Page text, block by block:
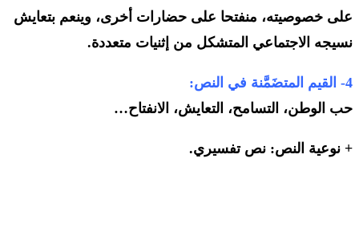
على خصوصيته، منفتحا على حضارات أخرى، وينعم بتعايش
نسيجه الاجتماعي المتشكل من إثنيات متعددة.
4- القيم المتضَمَّنة في النص:
حب الوطن، التسامح، التعايش، الانفتاح…
+ نوعية النص: نص تفسيري.